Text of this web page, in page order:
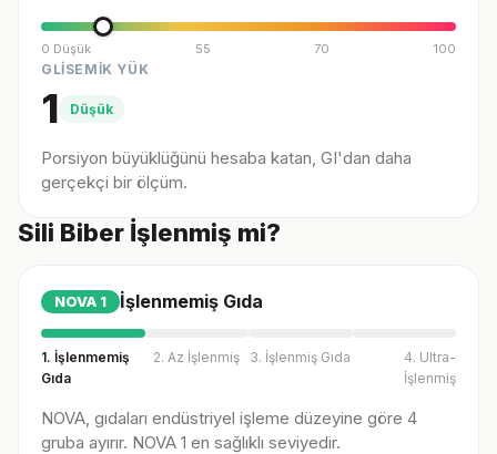
0 Düşük 55 70 100
GLİSEMİK YÜK
1 Düşük
Porsiyon büyüklüğünü hesaba katan, GI'dan daha
gerçekçi bir ölçüm.
Sili Biber İşlenmiş mi?
NOVA 1 İşlenmemiş Gıda
1. İşlenmemiş
Gıda
2. Az İşlenmiş 3. İşlenmiş Gıda
4. Ultra-
İşlenmiş
NOVA, gıdaları endüstriyel işleme düzeyine göre 4
gruba ayırır. NOVA 1 en sağlıklı seviyedir.